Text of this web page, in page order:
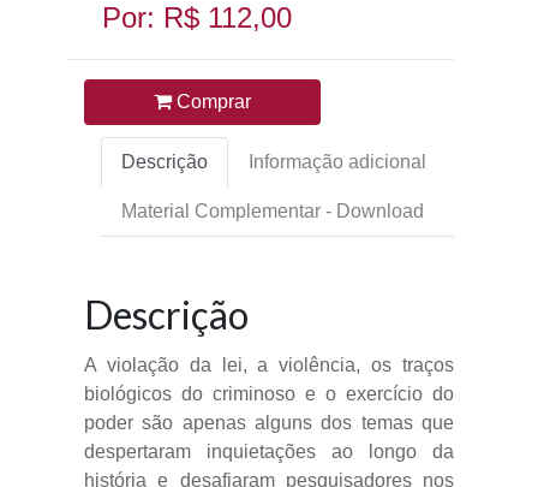
Por: R$ 112,00
Comprar
Descrição Informação adicional
Material Complementar - Download
Descrição
A violação da lei, a violência, os traços
biológicos do criminoso e o exercício do
poder são apenas alguns dos temas que
despertaram inquietações ao longo da
história e desafiaram pesquisadores nos